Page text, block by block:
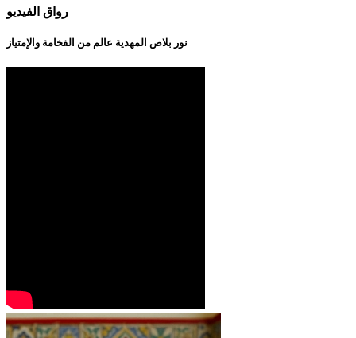
رواق الفيديو
نور بلاص المهدية عالم من الفخامة والإمتياز